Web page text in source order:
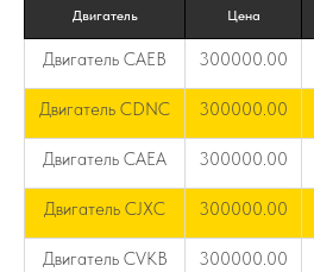
Двигатель Цена
Двигатель CAEB 300000.00
Двигатель CDNC 300000.00
Двигатель CAEA 300000.00
Двигатель CJXC 300000.00
Двигатель CVKB 300000.00